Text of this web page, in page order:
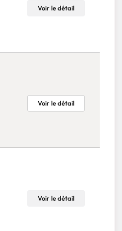
Voir le détail
Voir le détail
Voir le détail